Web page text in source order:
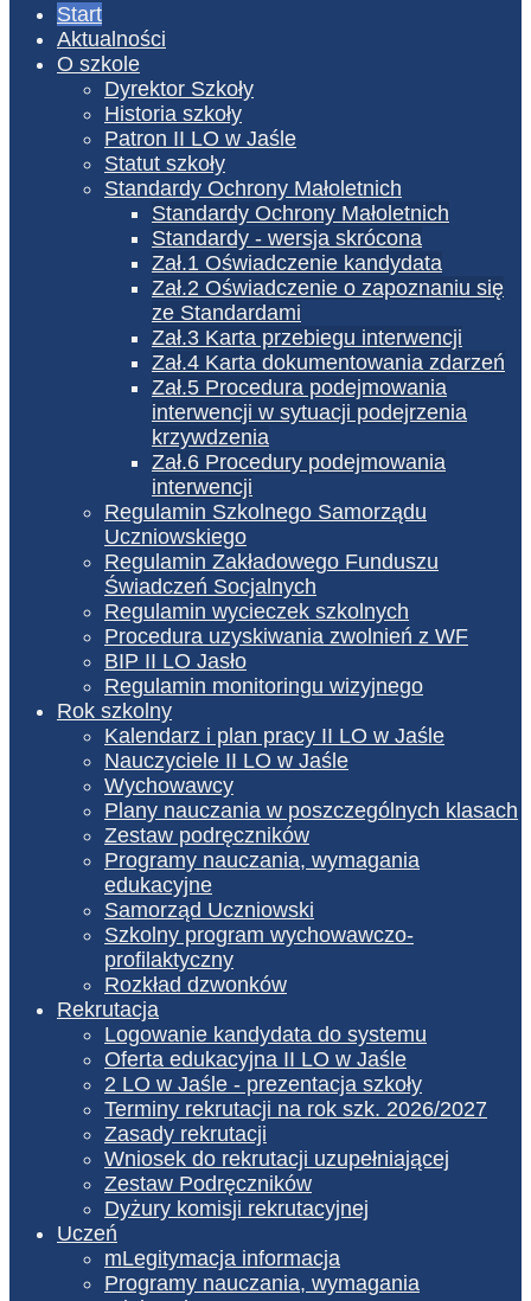
Start
Aktualności
O szkole
Dyrektor Szkoły
Historia szkoły
Patron II LO w Jaśle
Statut szkoły
Standardy Ochrony Małoletnich
Standardy Ochrony Małoletnich
Standardy - wersja skrócona
Zał.1 Oświadczenie kandydata
Zał.2 Oświadczenie o zapoznaniu się
ze Standardami
Zał.3 Karta przebiegu interwencji
Zał.4 Karta dokumentowania zdarzeń
Zał.5 Procedura podejmowania
interwencji w sytuacji podejrzenia
krzywdzenia
Zał.6 Procedury podejmowania
interwencji
Regulamin Szkolnego Samorządu
Uczniowskiego
Regulamin Zakładowego Funduszu
Świadczeń Socjalnych
Regulamin wycieczek szkolnych
Procedura uzyskiwania zwolnień z WF
BIP II LO Jasło
Regulamin monitoringu wizyjnego
Rok szkolny
Kalendarz i plan pracy II LO w Jaśle
Nauczyciele II LO w Jaśle
Wychowawcy
Plany nauczania w poszczególnych klasach
Zestaw podręczników
Programy nauczania, wymagania
edukacyjne
Samorząd Uczniowski
Szkolny program wychowawczo-
profilaktyczny
Rozkład dzwonków
Rekrutacja
Logowanie kandydata do systemu
Oferta edukacyjna II LO w Jaśle
2 LO w Jaśle - prezentacja szkoły
Terminy rekrutacji na rok szk. 2026/2027
Zasady rekrutacji
Wniosek do rekrutacji uzupełniającej
Zestaw Podręczników
Dyżury komisji rekrutacyjnej
Uczeń
mLegitymacja informacja
Programy nauczania, wymagania